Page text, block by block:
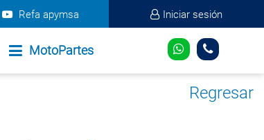
Refa apymsa Iniciar sesión
MotoPartes
Regresar